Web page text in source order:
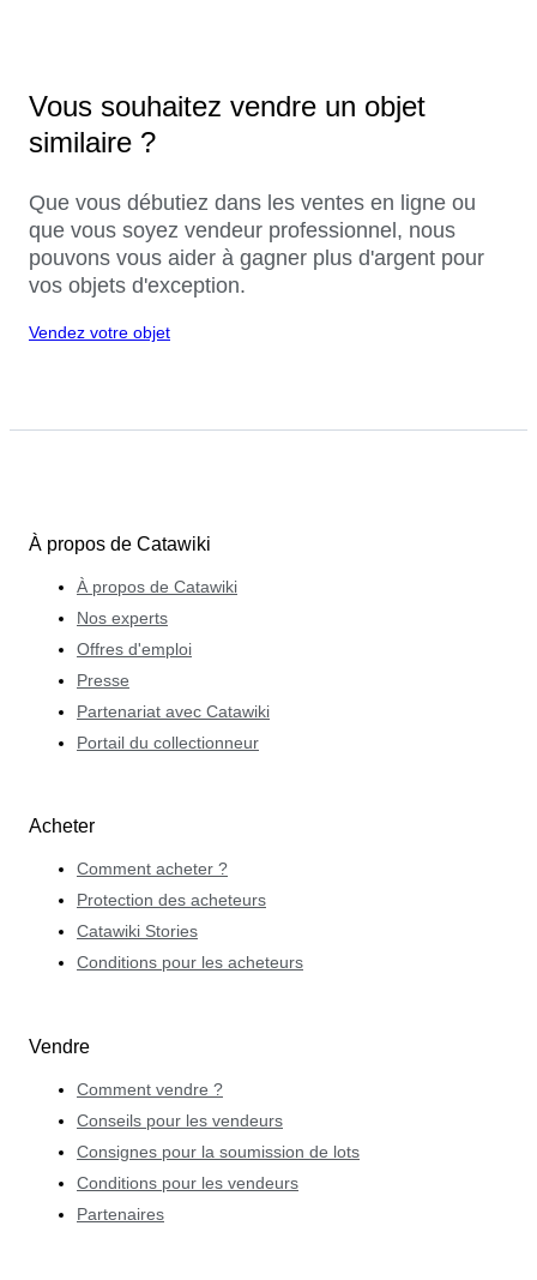
Vous souhaitez vendre un objet
similaire ?
Que vous débutiez dans les ventes en ligne ou
que vous soyez vendeur professionnel, nous
pouvons vous aider à gagner plus d'argent pour
vos objets d'exception.
Vendez votre objet
À propos de Catawiki
À propos de Catawiki
Nos experts
Offres d'emploi
Presse
Partenariat avec Catawiki
Portail du collectionneur
Acheter
Comment acheter ?
Protection des acheteurs
Catawiki Stories
Conditions pour les acheteurs
Vendre
Comment vendre ?
Conseils pour les vendeurs
Consignes pour la soumission de lots
Conditions pour les vendeurs
Partenaires